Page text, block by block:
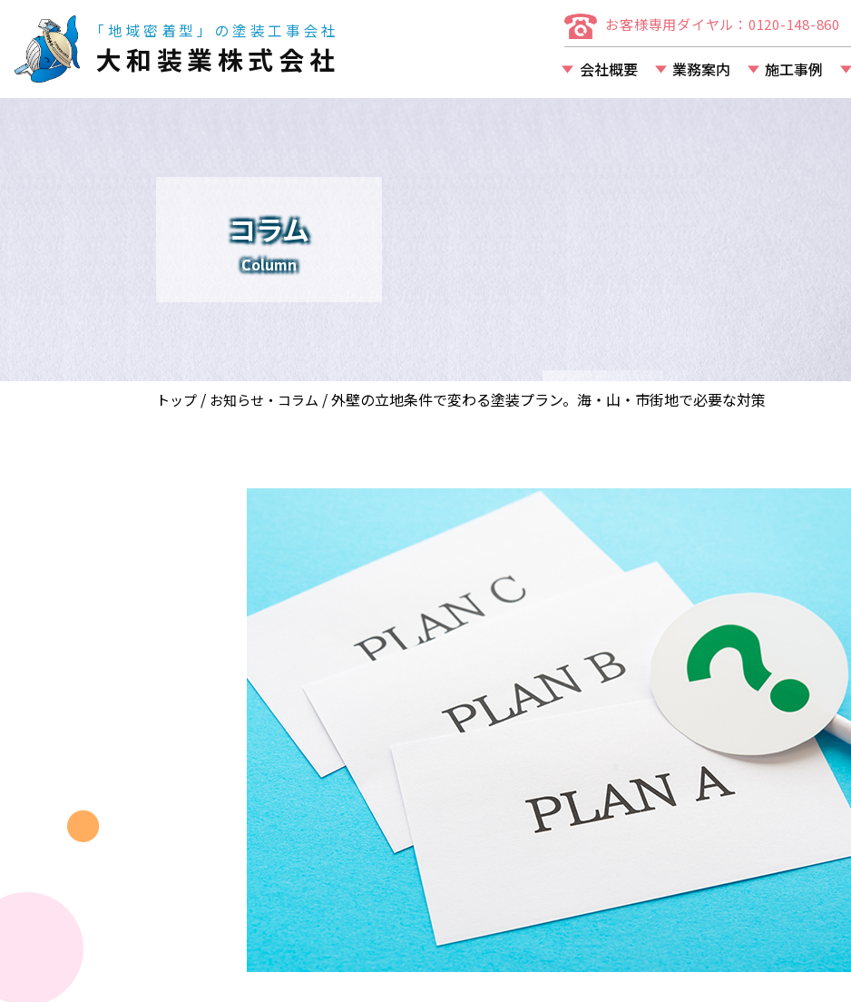
「地域密着型」の塗装工事会社
大和装業株式会社
お客様専用ダイヤル：0120-148-860
会社概要 業務案内
マンション等の改装・改修工事
施工事例
コラム
Column
トップ / お知らせ・コラム /外壁の立地条件で変わる塗装プラン。海・山・市街地で必要な対策